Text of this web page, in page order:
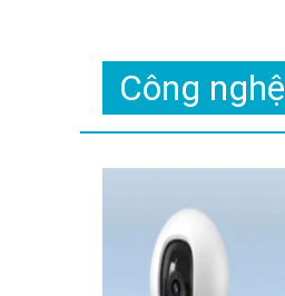
Công nghệ